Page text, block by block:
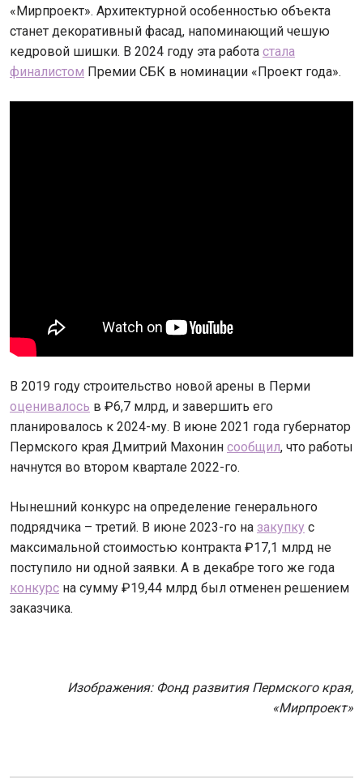
«Мирпроект». Архитектурной особенностью объекта
станет декоративный фасад, напоминающий чешую
кедровой шишки. В 2024 году эта работа стала
финалистом Премии СБК в номинации «Проект года».
В 2019 году строительство новой арены в Перми
оценивалось в ₽6,7 млрд, и завершить его
планировалось к 2024-му. В июне 2021 года губернатор
Пермского края Дмитрий Махонин сообщил, что работы
начнутся во втором квартале 2022-го.
Нынешний конкурс на определение генерального
подрядчика – третий. В июне 2023-го на закупку с
максимальной стоимостью контракта ₽17,1 млрд не
поступило ни одной заявки. А в декабре того же года
конкурс на сумму ₽19,44 млрд был отменен решением
заказчика.
Изображения: Фонд развития Пермского края,
«Мирпроект»